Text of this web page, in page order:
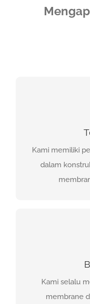
Kami memiliki
dalam
Kami memiliki
dalam
Kami selalu
membrane
Kami selalu
membrane
pemasangan